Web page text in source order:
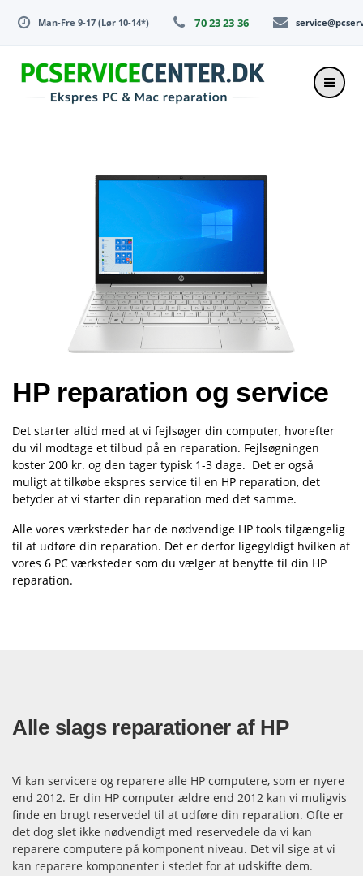
to
Man-Fre 9-17 (Lør 10-14*) 70 23 23 36
HP reparation og service
Det starter altid med at vi fejlsøger din computer, hvorefter
du vil modtage et tilbud på en reparation. Fejlsøgningen
koster 200 kr. og den tager typisk 1-3 dage. Det er også
muligt at tilkøbe ekspres service til en HP reparation, det
betyder at vi starter din reparation med det samme.
Alle vores værksteder har de nødvendige HP tools tilgængelig
til at udføre din reparation. Det er derfor ligegyldigt hvilken af
vores 6 PC værksteder som du vælger at benytte til din HP
reparation.
Alle slags reparationer af HP
Vi kan servicere og reparere alle HP computere, som er nyere
end 2012. Er din HP computer ældre end 2012 kan vi muligvis
finde en brugt reservedel til at udføre din reparation. Ofte er
det dog slet ikke nødvendigt med reservedele da vi kan
reparere computere på komponent niveau. Det vil sige at vi
kan reparere komponenter i stedet for at udskifte dem.